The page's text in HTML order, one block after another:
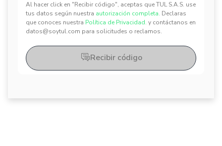
Al hacer click en "Recibir código", aceptas que TUL S.A.S. use
tus datos según nuestra autorización completa. Declaras
que conoces nuestra Política de Privacidad. y contáctanos en
datos@soytul.com para solicitudes o reclamos.
✕
✕
Recibir código